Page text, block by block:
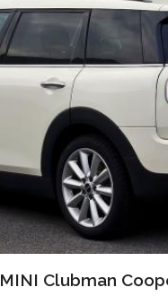
MINI Clubman